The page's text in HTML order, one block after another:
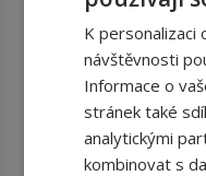
K personalizaci
návštěvnosti
Informace o
stránek také
analytickými
kombinovat s